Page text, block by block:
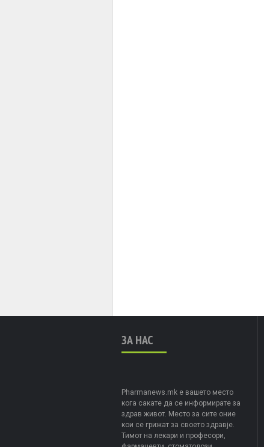
ЗА НАС
Pharmanews.mk е вашето место
кога сакате да се информирате за
здрав живот. Место за сите оние
кои се грижат за своето здравје.
Тимот на лекари и професори,